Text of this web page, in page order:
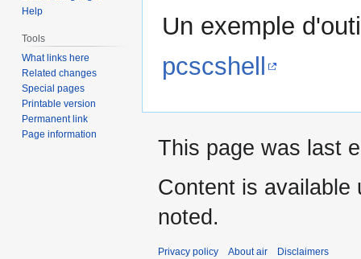
Un exemple
pcscshell
Help
Tools
What links here
Related changes
Special pages
Printable version
Permanent link
Page information
This page was last
Content is available
noted.
Privacy policy About air Disclaimers